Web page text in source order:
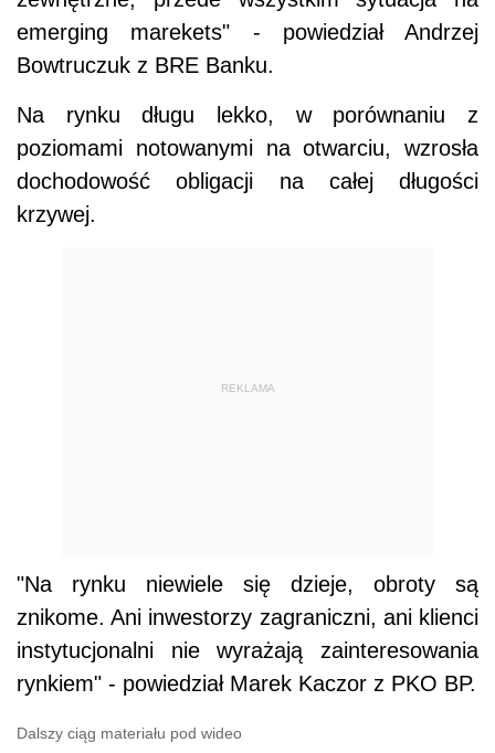
emerging marekets" - powiedział Andrzej
Bowtruczuk z BRE Banku.
Na rynku długu lekko, w porównaniu z
poziomami notowanymi na otwarciu, wzrosła
dochodowość obligacji na całej długości
krzywej.
REKLAMA
"Na rynku niewiele się dzieje, obroty są
znikome. Ani inwestorzy zagraniczni, ani klienci
instytucjonalni nie wyrażają zainteresowania
rynkiem" - powiedział Marek Kaczor z PKO BP.
Dalszy ciąg materiału pod wideo